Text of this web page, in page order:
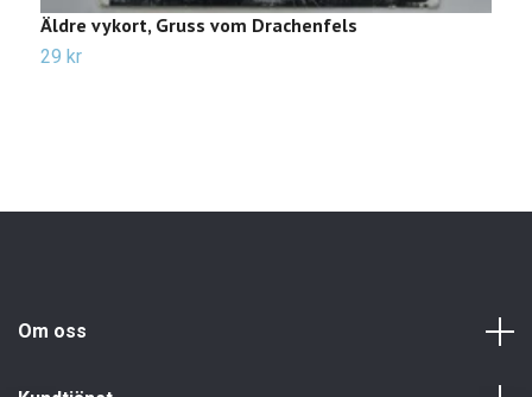
Äldre vykort, Gruss vom Drachenfels
29 kr
Om oss